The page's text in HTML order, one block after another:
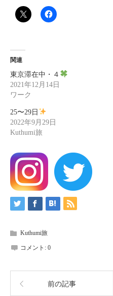
関連
東京滞在中・４
2021年12月14日
ワーク
25〜29日
2022年9月29日
Kuthumi旅
Kuthumi旅
コメント: 0
前の記事